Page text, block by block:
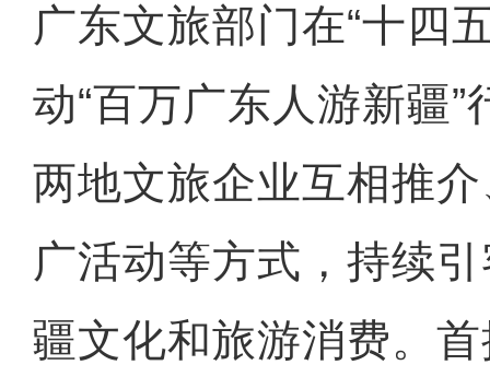
广东文旅部门在“十四
动“百万广东人游新疆
两地文旅企业互相推
广活动等方式，持续
疆文化和旅游消费。